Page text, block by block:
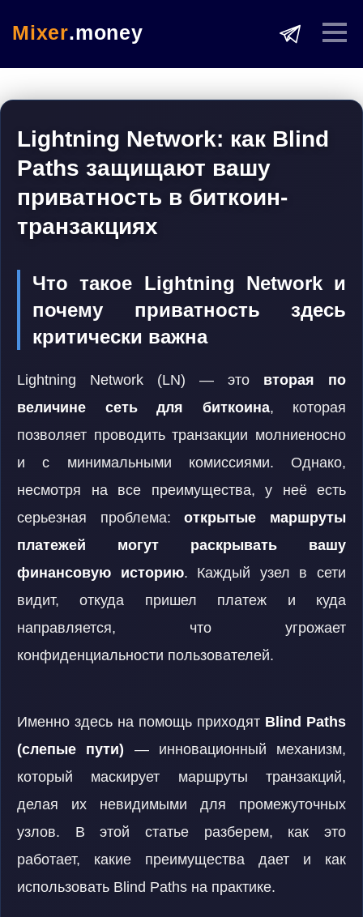
Mixer.money
Lightning Network: как Blind
Paths защищают вашу
приватность в биткоин-
транзакциях
Что такое Lightning Network и
почему приватность здесь
критически важна
Lightning Network (LN) — это вторая по
величине сеть для биткоина, которая
позволяет проводить транзакции молниеносно
и с минимальными комиссиями. Однако,
несмотря на все преимущества, у неё есть
серьезная проблема:открытые маршруты
платежей могут раскрывать вашу
финансовую историю. Каждый узел в сети
видит, откуда пришел платеж и куда
направляется, что угрожает
конфиденциальности пользователей.
Именно здесь на помощь приходят Blind Paths
(слепые пути) — инновационный механизм,
который маскирует маршруты транзакций,
делая их невидимыми для промежуточных
узлов. В этой статье разберем, как это
работает, какие преимущества дает и как
использовать Blind Paths на практике.